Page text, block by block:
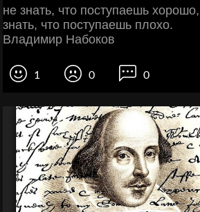
не знать, что поступаешь
знать, что поступаешь плохо.
Владимир Набоков
1 0 0